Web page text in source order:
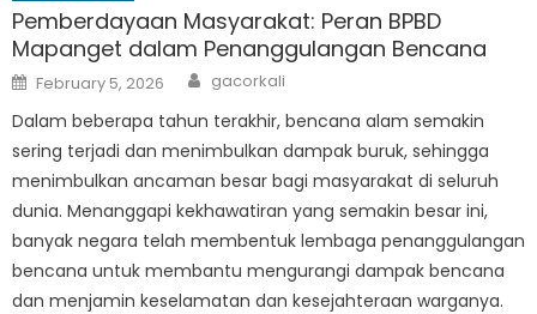
Pemberdayaan Masyarakat: Peran BPBD
Mapanget dalam Penanggulangan Bencana
Posted
on
February 5, 2026 Author
gacorkali
Dalam beberapa tahun terakhir, bencana alam semakin
sering terjadi dan menimbulkan dampak buruk, sehingga
menimbulkan ancaman besar bagi masyarakat di seluruh
dunia. Menanggapi kekhawatiran yang semakin besar ini,
banyak negara telah membentuk lembaga penanggulangan
bencana untuk membantu mengurangi dampak bencana
dan menjamin keselamatan dan kesejahteraan warganya.